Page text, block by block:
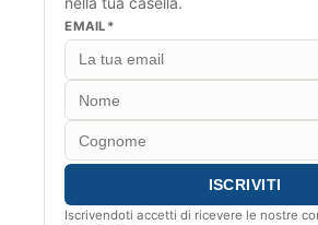
EMAIL*
Iscrivendoti accetti di ricevere le nostre